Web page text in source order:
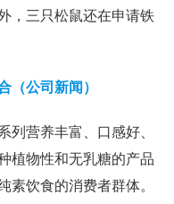
，三只松鼠还在申请铁
（公司新闻）
列营养丰富、口感好、
植物性和无乳糖的产品
素饮食的消费者群体。